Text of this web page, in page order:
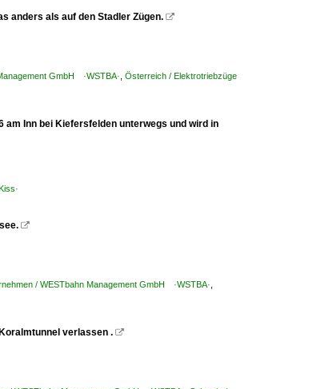
anders als auf den Stadler Zügen. 
GmbH ·WSTBA· Österreich / Elektrotriebzüge
am Inn bei Kiefersfelden unterwegs und wird in

/ WESTbahn Management GmbH ·WSTBA·
verlassen . 